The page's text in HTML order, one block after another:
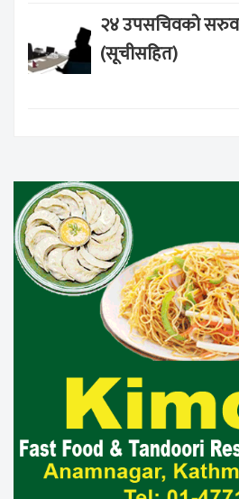
२४ उपसचिवको
(सूचीसहित)